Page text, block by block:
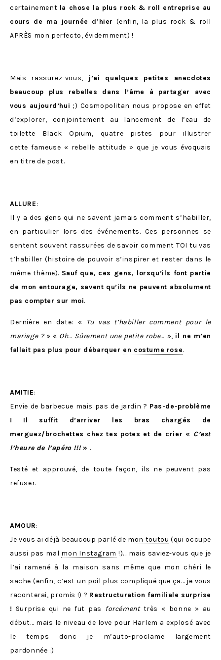
certainement la chose la plus rock & roll entreprise au
cours de ma journée d’hier (enfin, la plus rock & roll
APRÈS mon perfecto, évidemment) !
Mais rassurez-vous,
j’ai quelques petites anecdotes
beaucoup plus rebelles dans l’âme à partager avec
vous aujourd’hui ;) Cosmopolitan nous propose en effet
d’explorer, conjointement au lancement de l’eau de
toilette Black Opium, quatre pistes pour illustrer
cette fameuse « rebelle attitude » que je vous évoquais
en titre de post.
ALLURE:
Il y a des gens qui ne savent jamais comment s’habiller,
en particulier lors des événements. Ces personnes se
sentent souvent rassurées de savoir comment TOI tu vas
t’habiller (histoire de pouvoir s’inspirer et rester dans le
même thème). Sauf que, ces gens, lorsqu’ils font partie
de mon entourage, savent qu’ils ne peuvent absolument
pas compter sur moi.
Dernière en date: «
Tu vas t’habiller comment pour le
mariage ?» « Oh… Sûrement une petite robe… », il ne m’en
fallait pas plus pour débarquer en costume rose.
AMITIE:
Envie de barbecue mais pas de jardin ? Pas-de-problème
! Il suffit d’arriver les bras chargés de
merguez/brochettes chez tes potes et de crier « C’est
l’heure de l’apéro !!!» .
Testé et approuvé, de toute façon, ils ne peuvent pas
refuser.
AMOUR:
Je vous ai déjà beaucoup parlé de mon toutou (qui occupe
aussi pas mal mon Instagram !)… mais saviez-vous que je
l’ai ramené à la maison sans même que mon chéri le
sache (enfin, c’est un poil plus compliqué que ça… je vous
raconterai, promis !) ? Restructuration familiale surprise
! Surprise qui ne fut pas forcémenttrès « bonne » au
début… mais le niveau de love pour Harlem a explosé avec
le temps donc je m’auto-proclame largement
pardonnée :)